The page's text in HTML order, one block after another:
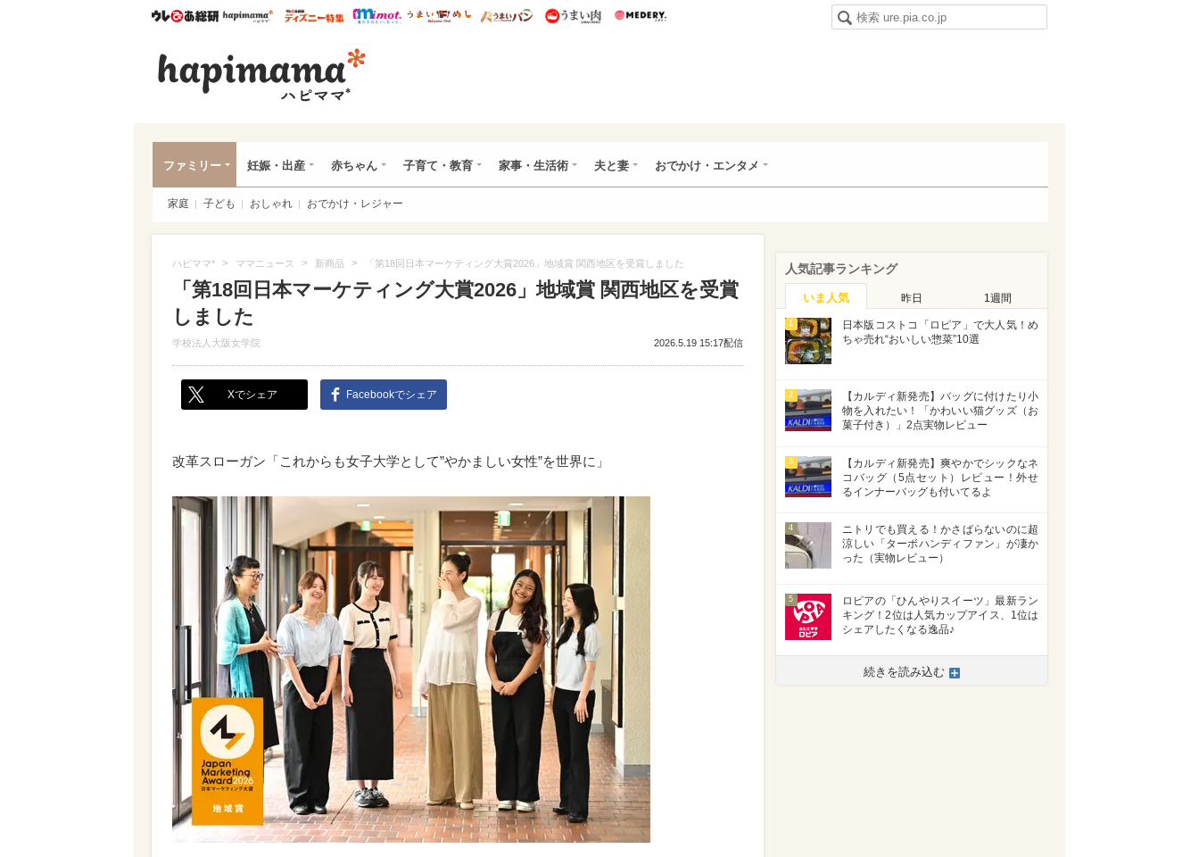
ウレぴあ総研ハピママ* ウレぴあ総研 ディズニー特集
mimot. うまいめし うまいパン うまい肉
ファミリー 妊娠・出産 赤ちゃん 子育て・教育 家事・生活術 夫と妻 おでかけ・エンタメ
家庭 子ども おしゃれ おでかけ・レジャー
ハピママ* > ママニュース > 新商品 > 「第18回日本マーケティング大賞2026」地域賞 関西地区を受賞しました
「第18回日本マーケティング大賞2026」地域賞 関西地区を受賞
しました
学校法人大阪女学院 2026.5.19 15:17配信
Xでシェア Facebookでシェア
改革スローガン「これからも女子大学として”やかましい女性”を世界に」
人気記事ランキング
いま人気 昨日 1週間
1
日本版コストコ「ロピア」で大人気！め
ちゃ売れ“おいしい惣菜”10選
2
【カルディ新発売】バッグに付けたり小
物を入れたい！「かわいい猫グッズ（お
菓子付き）」2点実物レビュー
3
【カルディ新発売】爽やかでシックなネ
コバッグ（5点セット）レビュー！外せ
るインナーバッグも付いてるよ
4
ニトリでも買える！かさばらないのに超
涼しい「ターボハンディファン」が凄か
った（実物レビュー）
5
ロピアの「ひんやりスイーツ」最新ラン
キング！2位は人気カップアイス、1位は
シェアしたくなる逸品♪
続きを読み込む